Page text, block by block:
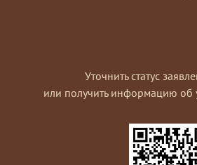
Уточнить статус
или получить информацию об